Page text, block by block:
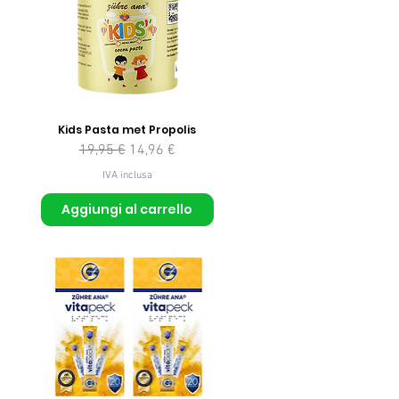
Kids Pasta met Propolis
Prezzo regolare
19,95 € Prezzo scontato
14,96 €
IVA inclusa
Aggiungi al carrello